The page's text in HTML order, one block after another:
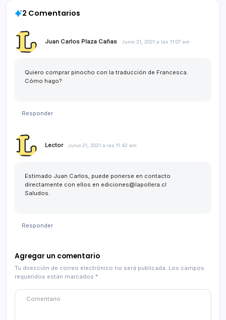
2 Comentarios
Juan Carlos Plaza Cañas Junio 21, 2021 a las 11:07 am
Quiero comprar pinocho con la traducción de Francesca.
Cómo hago?
Responder
Lector Junio 21, 2021 a las 11:42 am
Estimado Juan Carlos, puede ponerse en contacto
directamente con ellos en ediciones@lapollera.cl
Saludos.
Responder
Agregar un comentario
Tu dirección de correo electrónico no será publicada. Los campos
requeridos están marcados *